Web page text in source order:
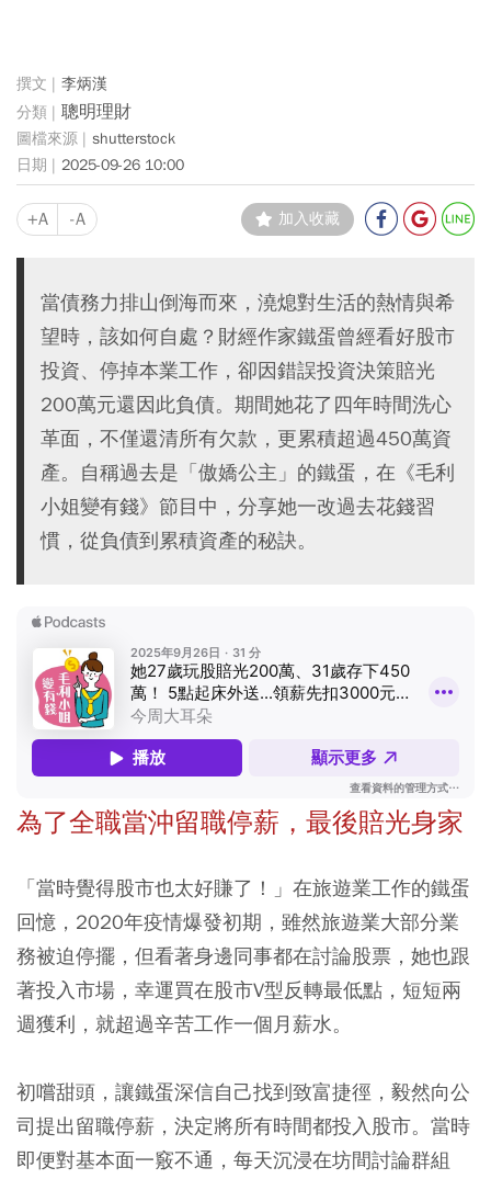
李炳漢
聰明理財
shutterstock
2025-09-26 10:00
+A -A 加入收藏
當債務力排山倒海而來，澆熄對生活的熱情與希
望時，該如何自處？財經作家鐵蛋曾經看好股市
投資、停掉本業工作，卻因錯誤投資決策賠光
200萬元還因此負債。期間她花了四年時間洗心
革面，不僅還清所有欠款，更累積超過450萬資
產。自稱過去是「傲嬌公主」的鐵蛋，在《毛利
小姐變有錢》節目中，分享她一改過去花錢習
慣，從負債到累積資產的秘訣。
為了全職當沖留職停薪，最後賠光身家
「當時覺得股市也太好賺了！」在旅遊業工作的鐵蛋
回憶，2020年疫情爆發初期，雖然旅遊業大部分業
務被迫停擺，但看著身邊同事都在討論股票，她也跟
著投入市場，幸運買在股市V型反轉最低點，短短兩
週獲利，就超過辛苦工作一個月薪水。
初嚐甜頭，讓鐵蛋深信自己找到致富捷徑，毅然向公
司提出留職停薪，決定將所有時間都投入股市。當時
即便對基本面一竅不通，每天沉浸在坊間討論群組